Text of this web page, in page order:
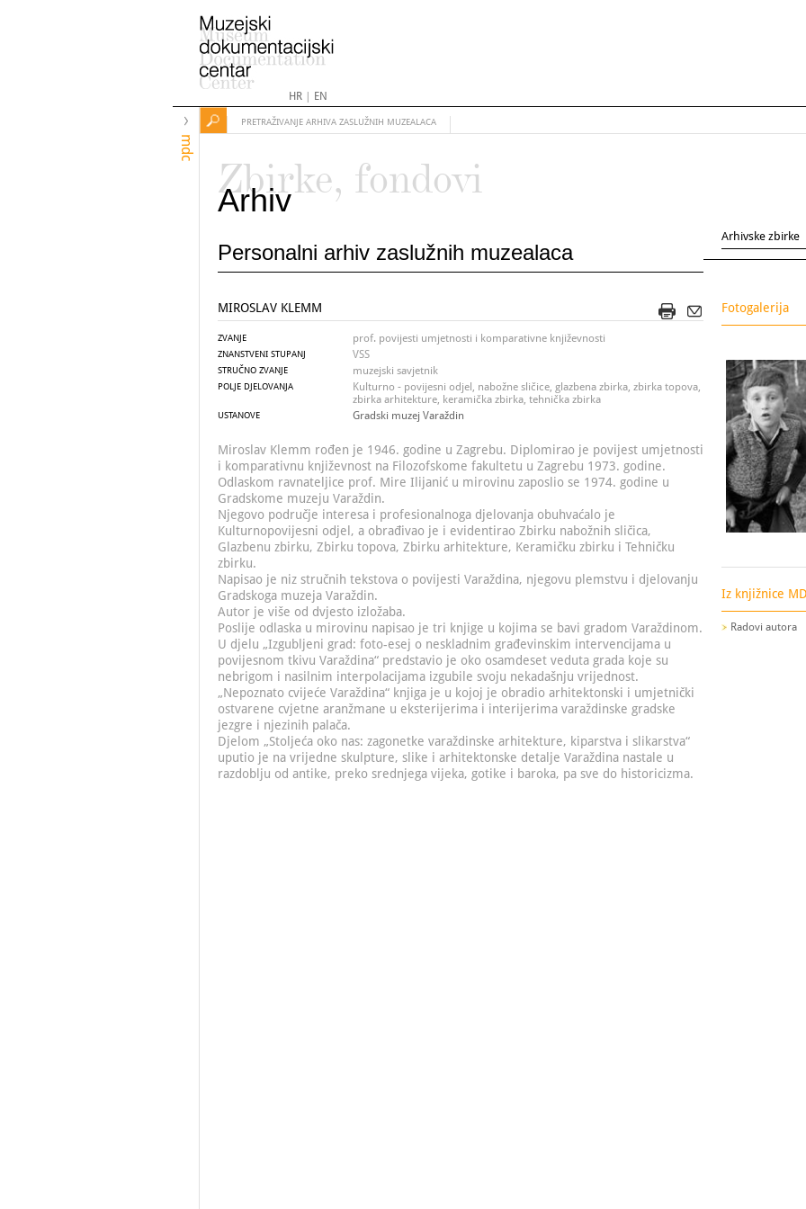
HR| EN
mdc
PRETRAŽIVANJE ARHIVA ZASLUŽNIH MUZEALACA
Zbirke, fondovi
Arhiv
Personalni arhiv zaslužnih muzealaca
Arhivske zbirke
MIROSLAV KLEMM
ZVANJE prof. povijesti umjetnosti i komparativne književnosti
ZNANSTVENI STUPANJ VSS
STRUČNO ZVANJE muzejski savjetnik
POLJE DJELOVANJA
Kulturno - povijesni odjel, nabožne sličice, glazbena zbirka, zbirka topova,
zbirka arhitekture, keramička zbirka, tehnička zbirka
USTANOVE Gradski muzej Varaždin
Miroslav Klemm rođen je 1946. godine u Zagrebu. Diplomirao je povijest umjetnosti
i komparativnu književnost na Filozofskome fakultetu u Zagrebu 1973. godine.
Odlaskom ravnateljice prof. Mire Ilijanić u mirovinu zaposlio se 1974. godine u
Gradskome muzeju Varaždin.
Njegovo područje interesa i profesionalnoga djelovanja obuhvaćalo je
Kulturnopovijesni odjel, a obrađivao je i evidentirao Zbirku nabožnih sličica,
Glazbenu zbirku, Zbirku topova, Zbirku arhitekture, Keramičku zbirku i Tehničku
zbirku.
Napisao je niz stručnih tekstova o povijesti Varaždina, njegovu plemstvu i djelovanju
Gradskoga muzeja Varaždin.
Autor je više od dvjesto izložaba.
Poslije odlaska u mirovinu napisao je tri knjige u kojima se bavi gradom Varaždinom.
U djelu „Izgubljeni grad: foto-esej o neskladnim građevinskim intervencijama u
povijesnom tkivu Varaždina“ predstavio je oko osamdeset veduta grada koje su
nebrigom i nasilnim interpolacijama izgubile svoju nekadašnju vrijednost.
„Nepoznato cvijeće Varaždina“ knjiga je u kojoj je obradio arhitektonski i umjetnički
ostvarene cvjetne aranžmane u eksterijerima i interijerima varaždinske gradske
jezgre i njezinih palača.
Djelom „Stoljeća oko nas: zagonetke varaždinske arhitekture, kiparstva i slikarstva“
uputio je na vrijedne skulpture, slike i arhitektonske detalje Varaždina nastale u
razdoblju od antike, preko srednjega vijeka, gotike i baroka, pa sve do historicizma.
Fotogalerija
Iz knjižnice
Radovi autora